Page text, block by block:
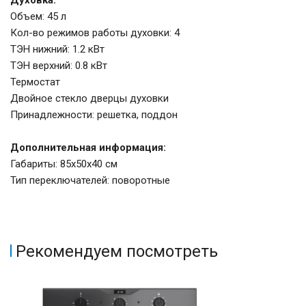
Объем: 45 л
Кол-во режимов работы духовки: 4
ТЭН нижний: 1.2 кВт
ТЭН верхний: 0.8 кВт
Термостат
Двойное стекло дверцы духовки
Принадлежности: решетка, поддон
Дополнительная информация:
Габариты: 85х50х40 см
Тип переключателей: поворотные
Рекомендуем посмотреть